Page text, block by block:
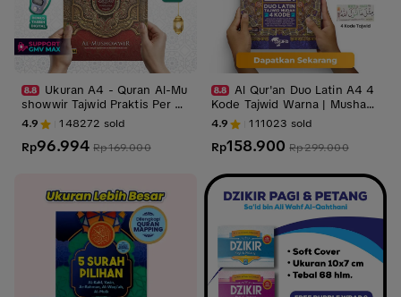
Ukuran A4 - Quran Al-Mu
showwir Tajwid Praktis Per Ka
ta Latin Terjemahan dengan
Ukuran Besar A4
4.9 148272 sold
Rp96.994 Rp169.000
Al Qur'an Duo Latin A4 4
Kode Tajwid Warna | Mushaf
Besar Mudah Dibaca cocok u
ntuk pemula
4.9 111023 sold
Rp158.900 Rp299.000